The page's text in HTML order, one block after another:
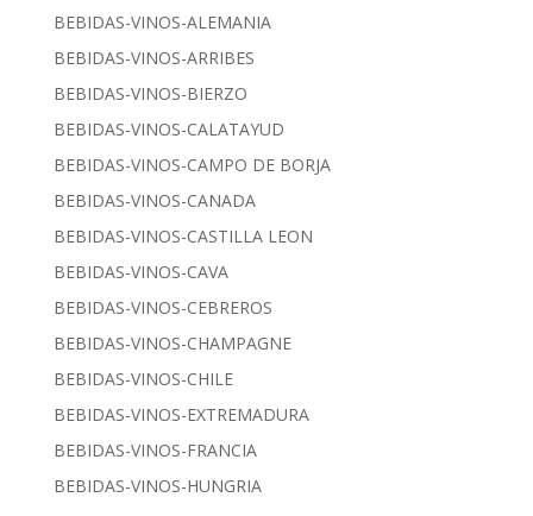
BEBIDAS-VINOS-ALEMANIA
BEBIDAS-VINOS-ARRIBES
BEBIDAS-VINOS-BIERZO
BEBIDAS-VINOS-CALATAYUD
BEBIDAS-VINOS-CAMPO DE BORJA
BEBIDAS-VINOS-CANADA
BEBIDAS-VINOS-CASTILLA LEON
BEBIDAS-VINOS-CAVA
BEBIDAS-VINOS-CEBREROS
BEBIDAS-VINOS-CHAMPAGNE
BEBIDAS-VINOS-CHILE
BEBIDAS-VINOS-EXTREMADURA
BEBIDAS-VINOS-FRANCIA
BEBIDAS-VINOS-HUNGRIA